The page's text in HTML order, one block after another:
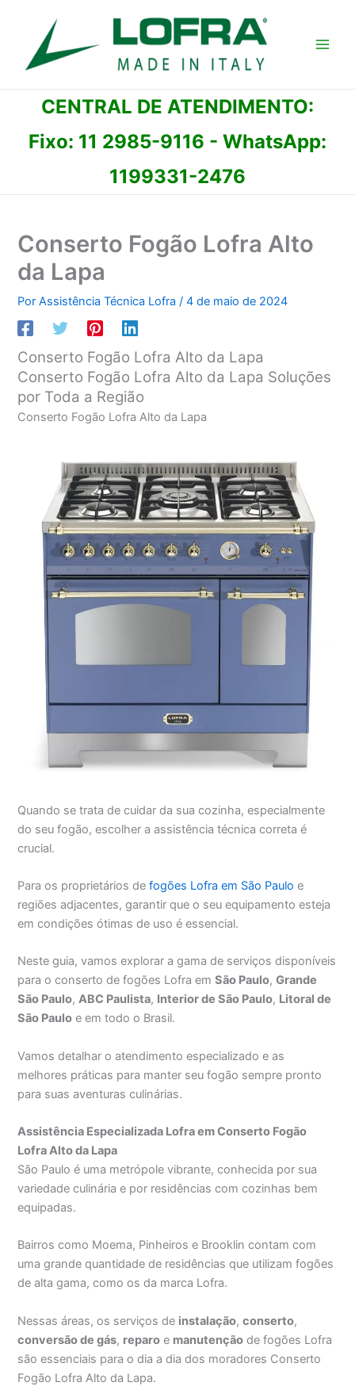
conteúdo
CENTRAL DE ATENDIMENTO:
Fixo: 11 2985-9116 - WhatsApp:
1199331-2476
Conserto Fogão Lofra Alto
da Lapa
PorAssistência Técnica Lofra/4 de maio de 2024
Conserto Fogão Lofra Alto da Lapa
Conserto Fogão Lofra Alto da Lapa Soluções
por Toda a Região
Conserto Fogão Lofra Alto da Lapa
Quando se trata de cuidar da sua cozinha, especialmente
do seu fogão, escolher a assistência técnica correta é
crucial.
Para os proprietários defogões Lofra em São Paulo e
regiões adjacentes, garantir que o seu equipamento esteja
em condições ótimas de uso é essencial.
Neste guia, vamos explorar a gama de serviços disponíveis
para o conserto de fogões Lofra emSão Paulo,Grande
São Paulo,ABC Paulista, Interior de São Paulo, Litoral de
São Paulo e em todo o Brasil.
Vamos detalhar o atendimento especializado e as
melhores práticas para manter seu fogão sempre pronto
para suas aventuras culinárias.
Assistência Especializada Lofra em Conserto Fogão
Lofra Alto da Lapa
São Paulo é uma metrópole vibrante, conhecida por sua
variedade culinária e por residências com cozinhas bem
equipadas.
Bairros como Moema, Pinheiros e Brooklin contam com
uma grande quantidade de residências que utilizam fogões
de alta gama, como os da marca Lofra.
Nessas áreas, os serviços de instalação,conserto,
conversão de gás, reparo e manutenção de fogões Lofra
são essenciais para o dia a dia dos moradores Conserto
Fogão Lofra Alto da Lapa.